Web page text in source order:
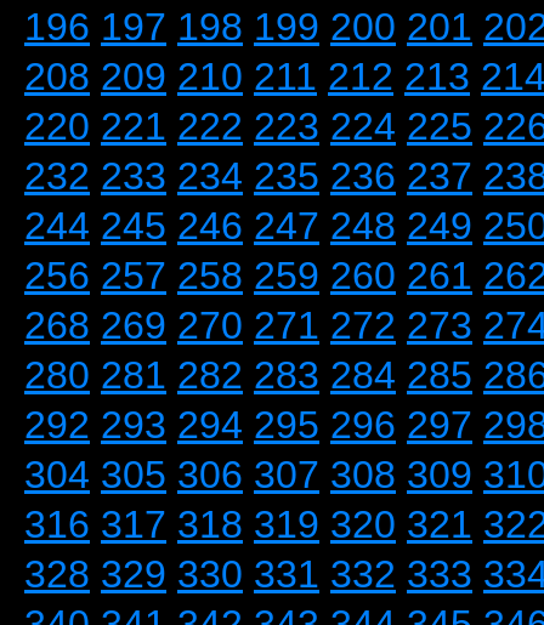
196 197 198 199 200 201
208 209 210 211 212 213
220 221 222 223 224 225
232 233 234 235 236 237
244 245 246 247 248 249
256 257 258 259 260 261
268 269 270 271 272 273
280 281 282 283 284 285
292 293 294 295 296 297
304 305 306 307 308 309
316 317 318 319 320 321
328 329 330 331 332 333